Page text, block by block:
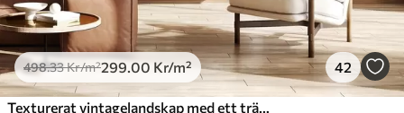
498.33Kr/m²299 .00 Kr/m² 42